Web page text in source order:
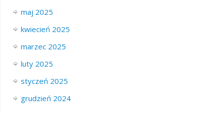
maj 2025
kwiecień 2025
marzec 2025
luty 2025
styczeń 2025
grudzień 2024